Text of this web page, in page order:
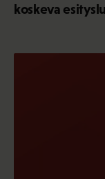
koskeva